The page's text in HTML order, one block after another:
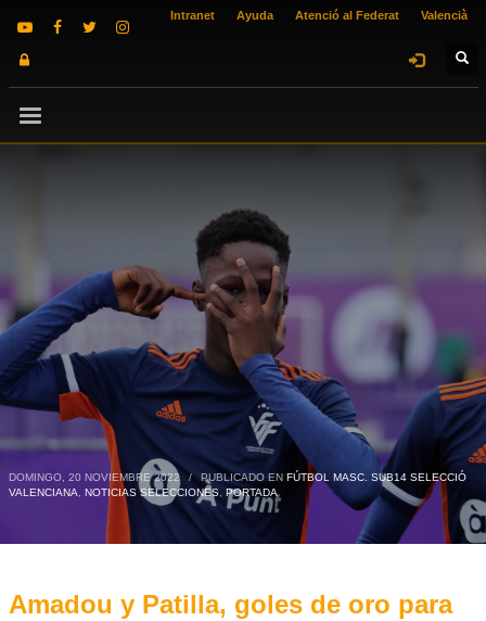
Intranet Ayuda Atenció al Federat Valencià
DOMINGO, 20 NOVIEMBRE 2022 / PUBLICADO EN FÚTBOL MASC. SUB14 SELECCIÓ
VALENCIANA, NOTICIAS SELECCIONES, PORTADA
Amadou y Patilla, goles de oro para